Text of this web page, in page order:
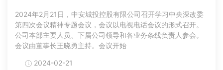
2024年2月21日，中安城投控股有限公司召开学习中央深改委
第四次会议精神专题会议，会议以电视电话会议的形式召开。
公司本部主要人员、下属公司领导和各业务条线负责人参会。
会议由董事长王晓勇主持。会议开始
2024-02-21